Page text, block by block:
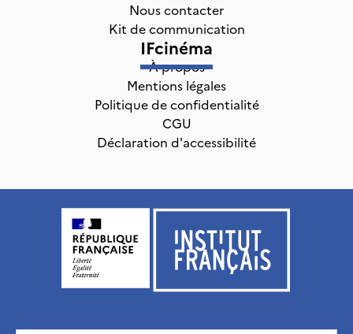
Nous contacter
Kit de communication
IFcinéma
À propos
Mentions légales
Politique de confidentialité
CGU
Déclaration d'accessibilité